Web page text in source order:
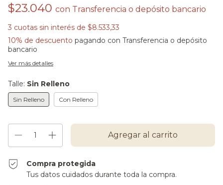
$23.040 con Transferencia o depósito bancario
3 cuotas sin interés de $8.533,33
10% de descuento pagando con Transferencia o depósito
bancario
Ver más detalles
Talle: Sin Relleno
Sin Relleno Con Relleno
Compra protegida
Tus datos cuidados durante toda la compra.